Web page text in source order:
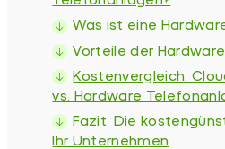
Was ist eine
Vorteile der
Kostenvergleich:
vs. Hardware
Fazit: Die
Ihr Unternehmen